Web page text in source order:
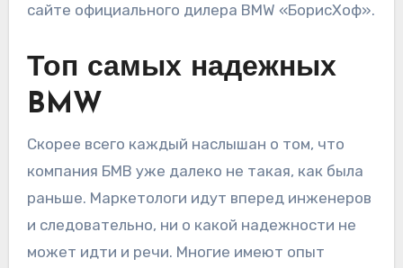
сайте официального дилера BMW «БорисХоф».
Топ самых надежных
BMW
Скорее всего каждый наслышан о том, что
компания БМВ уже далеко не такая, как была
раньше. Маркетологи идут вперед инженеров
и следовательно, ни о какой надежности не
может идти и речи. Многие имеют опыт